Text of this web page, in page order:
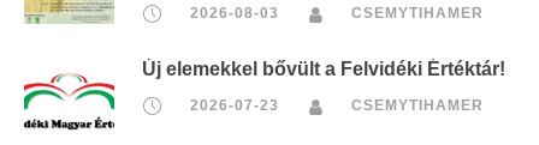
2026-08-03 CSEMYTIHAMER
Új elemekkel bővült a Felvidéki Értéktár!
2026-07-23 CSEMYTIHAMER